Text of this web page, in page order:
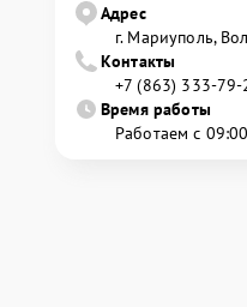
Адрес
г. Мариуполь,
Контакты
+7 (863) 333-79-
Время работы
Работаем с